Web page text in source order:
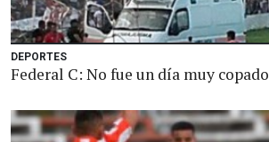
DEPORTES
Federal C: No fue un día muy copado